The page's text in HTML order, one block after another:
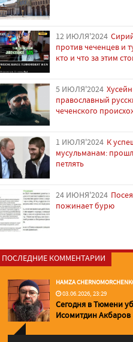
12 ИЮЛЯ'2024
против чеченцев и
кто и что за этим
5 ИЮЛЯ'2024
православный
чеченского
1 ИЮЛЯ'2024 К
мусульманам:
петлять
24 ИЮНЯ'2024
пожинает бурю
ПОСЛЕДНИЕ КОММЕНТАРИИ
HAMZA
03.06.2026, 23:29
Сегодня в Тюмени
Исомитдин Акбаров